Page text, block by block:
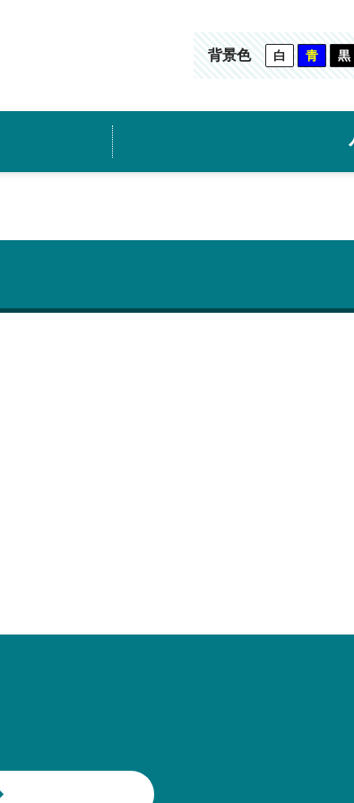
背景色 白 青 黒